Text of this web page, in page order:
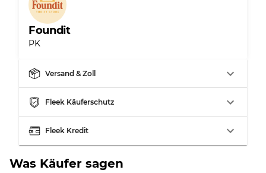
Foundit
PK
Versand & Zoll
Fleek Käuferschutz
Fleek Kredit
Was Käufer sagen